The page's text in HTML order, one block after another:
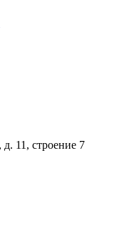
11, строение 7